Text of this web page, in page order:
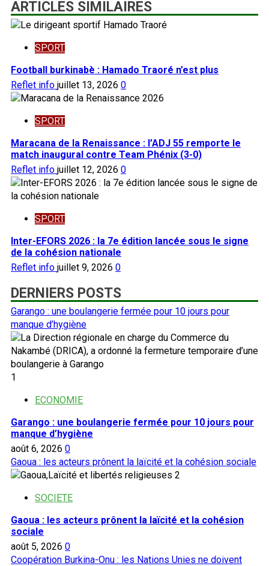
ARTICLES SIMILAIRES
SPORT
Football burkinabè : Hamado Traoré n’est plus
Reflet info juillet 13, 2026 0
SPORT
Maracana de la Renaissance : l’ADJ 55 remporte le
match inaugural contre Team Phénix (3-0)
Reflet info juillet 12, 2026 0
SPORT
Inter-EFORS 2026 : la 7e édition lancée sous le signe
de la cohésion nationale
Reflet info juillet 9, 2026 0
DERNIERS POSTS
Garango : une boulangerie fermée pour 10 jours pour
manque d’hygiène
1
ECONOMIE
Garango : une boulangerie fermée pour 10 jours pour
manque d’hygiène
août 6, 2026 0
Gaoua : les acteurs prônent la laïcité et la cohésion sociale
2
SOCIETE
Gaoua : les acteurs prônent la laïcité et la cohésion
sociale
août 5, 2026 0
Coopération Burkina-Onu : les Nations Unies ne doivent